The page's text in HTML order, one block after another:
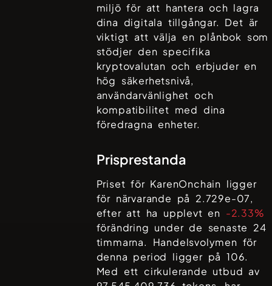
miljö för att hantera och lagra
dina digitala tillgångar. Det är
viktigt att välja en plånbok som
stödjer den specifika
kryptovalutan och erbjuder en
hög säkerhetsnivå,
användarvänlighet och
kompatibilitet med dina
föredragna enheter.
Prisprestanda
Priset för KarenOnchain ligger
för närvarande på 2.729e-07,
efter att ha upplevt en -2.33%
förändring under de senaste 24
timmarna. Handelsvolymen för
denna period ligger på106.
Med ett cirkulerande utbud av